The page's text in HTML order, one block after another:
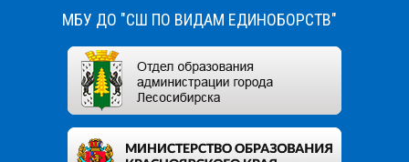
МБУ ДО "СШ ПО ВИДАМ ЕДИНОБОРСТВ"